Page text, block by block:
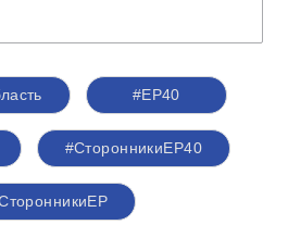
#ЕР40
#СторонникиЕР40